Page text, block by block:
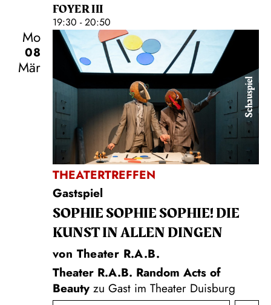
FOYER III
19:30 - 20:50
Mo
08
Mär
Schauspiel
THEATERTREFFEN
Gastspiel
SOPHIE SOPHIE SOPHIE! DIE
KUNST IN ALLEN DINGEN
von Theater R.A.B.
Theater R.A.B. Random Acts of
Beauty zu Gast im Theater Duisburg